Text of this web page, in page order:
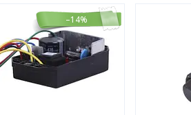
–14%